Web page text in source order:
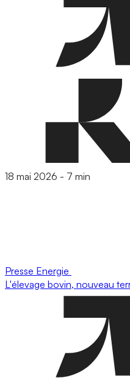
18 mai 2026 - 7 min
Presse Energie
L'élevage bovin, nouveau